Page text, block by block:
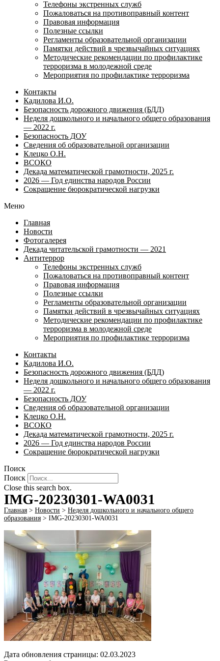
Телефоны экстренных служб
Пожаловаться на противоправный контент
Правовая информация
Полезные ссылки
Регламенты образовательной организации
Памятки действий в чрезвычайных ситуациях
Методические рекомендации по профилактике
терроризма в молодежной среде
Мероприятия по профилактике терроризма
Контакты
Кадилова И.О.
Безопасность дорожного движения (БДД)
Неделя дошкольного и начального общего образования
— 2022 г.
Безопасность ДОУ
Сведения об образовательной организации
Клецко О.Н.
ВСОКО
Декада математической грамотности, 2025 г.
2026 — Год единства народов России
Сокращение бюрократической нагрузки
Меню
Главная
Новости
Фотогалерея
Декада читательской грамотности — 2021
Антитеррор
Телефоны экстренных служб
Пожаловаться на противоправный контент
Правовая информация
Полезные ссылки
Регламенты образовательной организации
Памятки действий в чрезвычайных ситуациях
Методические рекомендации по профилактике
терроризма в молодежной среде
Мероприятия по профилактике терроризма
Контакты
Кадилова И.О.
Безопасность дорожного движения (БДД)
Неделя дошкольного и начального общего образования
— 2022 г.
Безопасность ДОУ
Сведения об образовательной организации
Клецко О.Н.
ВСОКО
Декада математической грамотности, 2025 г.
2026 — Год единства народов России
Сокращение бюрократической нагрузки
Поиск
Поиск
Close this search box.
IMG-20230301-WA0031
Главная > Новости > Неделя дошкольного и начального общего
образования > IMG-20230301-WA0031
Дата обновления страницы: 02.03.2023